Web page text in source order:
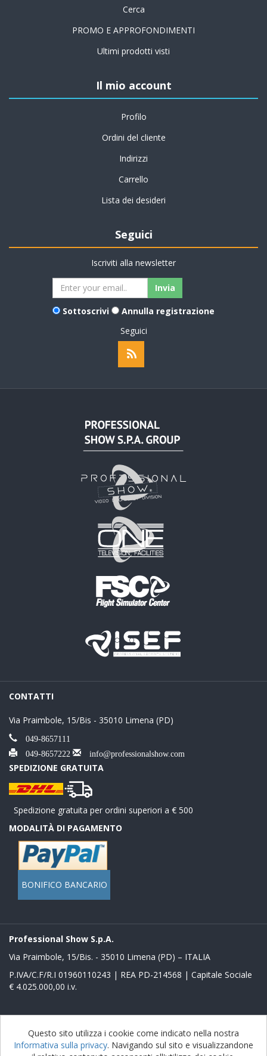
Cerca
PROMO E APPROFONDIMENTI
Ultimi prodotti visti
Il mio account
Profilo
Ordini del cliente
Indirizzi
Carrello
Lista dei desideri
Seguici
Iscriviti alla newsletter
Sottoscrivi
Annulla registrazione
Seguici
CONTATTI
Via Praimbole, 15/Bis - 35010 Limena (PD)
049-8657111
049-8657222
info@professionalshow.com
SPEDIZIONE GRATUITA
Spedizione gratuita per ordini superiori a € 500
MODALITÀ DI PAGAMENTO
BONIFICO BANCARIO
Professional Show S.p.A.
Via Praimbole, 15/Bis. - 35010 Limena (PD) – ITALIA
P.IVA/C.F/R.I 01960110243 | REA PD-214568 | Capitale Sociale
€ 4.025.000,00 i.v.
Powered bynopCommerce
Copyright © 2026 Store Proshow. Tutti i diritti riservati
Questo sito utilizza i cookie come indicato nella nostra
Informativa sulla privacy. Navigando sul sito e visualizzandone